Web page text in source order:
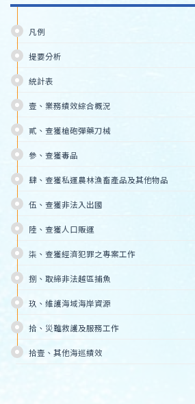
凡例
提要分析
統計表
壹、業務績效綜合概況
貳、查獲槍砲彈藥刀械
參、查獲毒品
肆、查獲私運農林漁畜產品及其他物品
伍、查獲非法入出國
陸、查獲人口販運
柒、查獲經濟犯罪之專案工作
捌、取締非法越區捕魚
玖、維護海域海岸資源
拾、災難救護及服務工作
拾壹、其他海巡績效